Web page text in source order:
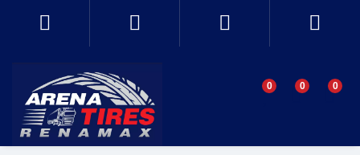
0 0 0